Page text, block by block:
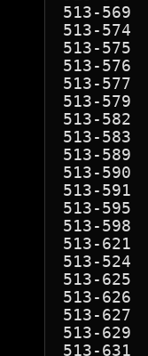
513-569
513-574
513-575
513-576
513-577
513-579
513-582
513-583
513-589
513-590
513-591
513-595
513-598
513-621
513-524
513-625
513-626
513-627
513-629
513-631